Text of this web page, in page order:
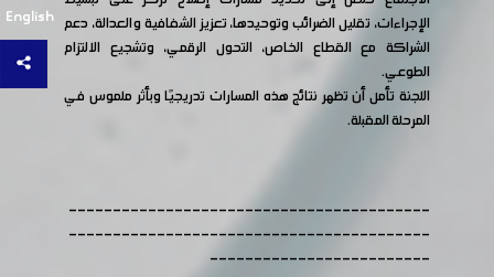
English الإجراءات، تقليل الضرائب وتوحيدها، تعزيز الشفافية والعدالة، دعم
الشراكة مع القطاع الخاص، التحول الرقمي، وتشجيع الالتزام
الطوعي.
اللجنة تأمل أن تظهر نتائج هذه المسارات تدريجيًا وبأثر ملموس في
المرحلة المقبلة.
-----------------------------------------
-----------------------------------------
-------------------------